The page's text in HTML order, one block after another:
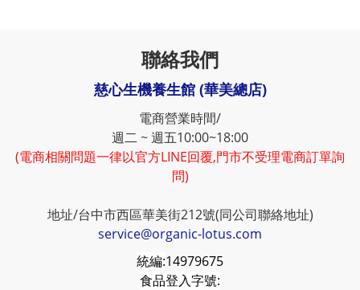
聯絡我們
慈心生機養生館 (華美總店)
電商營業時間/
週二 ~ 週五10:00~18:00
(電商相關問題一律以官方LINE回覆,門市不受理電商訂單詢
問)
地址/台中市西區華美街212號(同公司聯絡地址)
service@organic-lotus.com
統編:14979675
食品登入字號: